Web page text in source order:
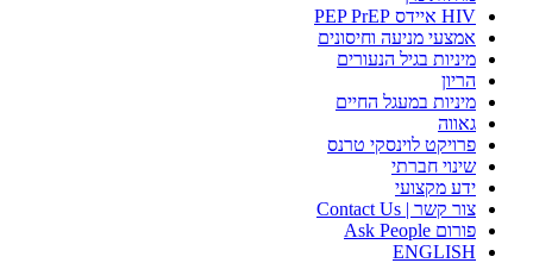
HIV איידס PEP PrEP
אמצעי מניעה וחיסונים
מיניות בגיל הנעורים
הריון
מיניות במעגל החיים
גאווה
פרויקט לוינסקי טרנס
שינוי חברתי
ידע מקצועי
צור קשר | Contact Us
פורום Ask People
ENGLISH